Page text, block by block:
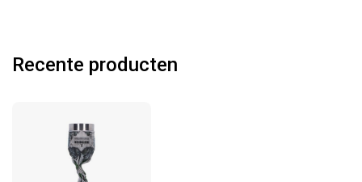
Recente producten